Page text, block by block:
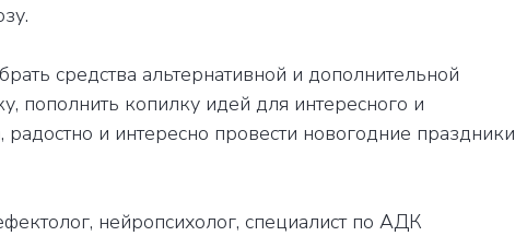
средства альтернативной и дополнительной
пополнить копилку идей для интересного и
и интересно провести новогодние праздники
нейропсихолог, специалист по АДК